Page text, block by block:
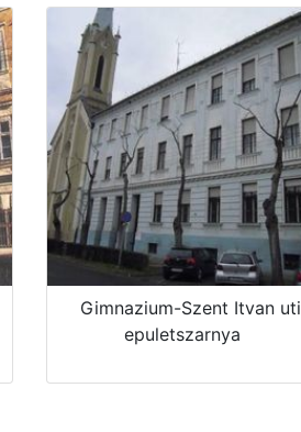
Gimnazium-Szent Itvan uti
epuletszarnya